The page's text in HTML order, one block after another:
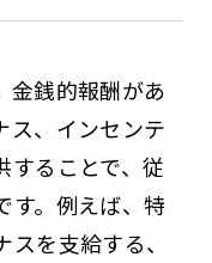
金銭的報酬があ
ス、インセンテ
することで、従
す。例えば、特
を支給する、